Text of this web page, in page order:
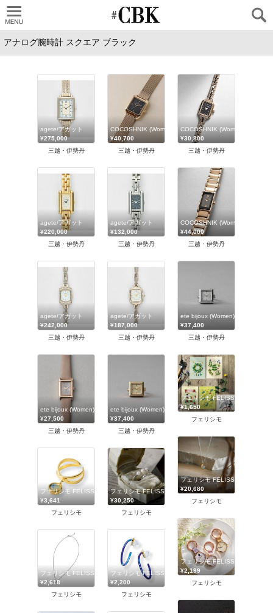
agete/アガット
¥275,000
三越・伊勢丹
COCOSHNIK (Women)/ココシュニック
¥40,700
三越・伊勢丹
COCOSHNIK (Women)/ココシュ
¥30,800
三越・伊勢丹
agete/アガット
¥220,000
三越・伊勢丹
agete/アガット
¥132,000
三越・伊勢丹
COCOSHNIK (Women)/ココシュ
¥44,000
三越・伊勢丹
agete/アガット
¥242,000
三越・伊勢丹
agete/アガット
¥187,000
三越・伊勢丹
ete bijoux (Women)/エテ ビジュ
¥37,400
三越・伊勢丹
ete bijoux (Women)/エテ ビジュー
¥27,500
三越・伊勢丹
ete bijoux (Women)/エテ ビジュー
¥37,400
三越・伊勢丹
フェリシモ FELISSIMO
¥1,650
フェリシモ
フェリシモ FELISSIMO
¥20,680
フェリシモ
フェリシモ FELISSIMO
¥3,641
フェリシモ
フェリシモ FELISSIMO
¥30,250
フェリシモ
フェリシモ FELISSIMO
¥2,199
フェリシモ
フェリシモ FELISSIMO
¥2,618
フェリシモ
フェリシモ FELISSIMO
¥2,200
フェリシモ